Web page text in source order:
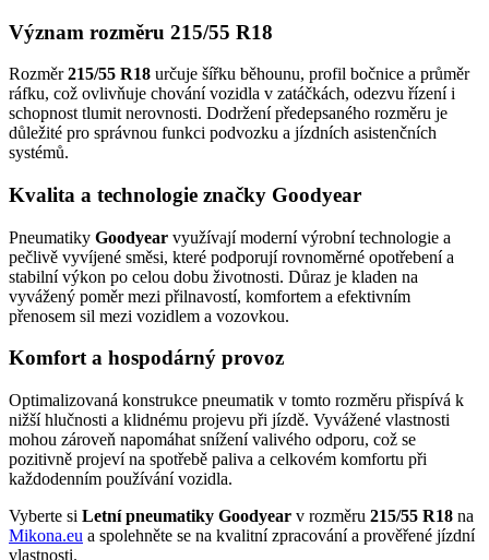
Význam rozměru 215/55 R18
Rozměr215/55 R18 určuje šířku běhounu, profil bočnice a průměr
ráfku, což ovlivňuje chování vozidla v zatáčkách, odezvu řízení i
schopnost tlumit nerovnosti. Dodržení předepsaného rozměru je
důležité pro správnou funkci podvozku a jízdních asistenčních
systémů.
Kvalita a technologie značky Goodyear
Pneumatiky Goodyear využívají moderní výrobní technologie a
pečlivě vyvíjené směsi, které podporují rovnoměrné opotřebení a
stabilní výkon po celou dobu životnosti. Důraz je kladen na
vyvážený poměr mezi přilnavostí, komfortem a efektivním
přenosem sil mezi vozidlem a vozovkou.
Komfort a hospodárný provoz
Optimalizovaná konstrukce pneumatik v tomto rozměru přispívá k
nižší hlučnosti a klidnému projevu při jízdě. Vyvážené vlastnosti
mohou zároveň napomáhat snížení valivého odporu, což se
pozitivně projeví na spotřebě paliva a celkovém komfortu při
každodenním používání vozidla.
Vyberte si Letní pneumatiky Goodyear v rozměru 215/55 R18 na
Mikona.eu a spolehněte se na kvalitní zpracování a prověřené jízdní
vlastnosti.